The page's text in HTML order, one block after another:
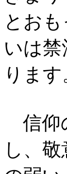
とお
いは
ります
信仰
し、